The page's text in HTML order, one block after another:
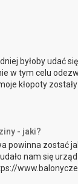
byłoby udać
w tym celu
kłopoty
- jaki?
powinna zostać
nam się